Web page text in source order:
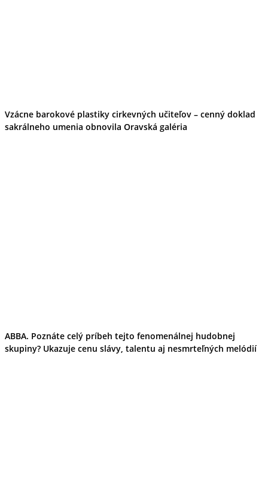
Vzácne barokové plastiky cirkevných učiteľov – cenný doklad
sakrálneho umenia obnovila Oravská galéria
ABBA. Poznáte celý príbeh tejto fenomenálnej hudobnej
skupiny? Ukazuje cenu slávy, talentu aj nesmrteľných melódií